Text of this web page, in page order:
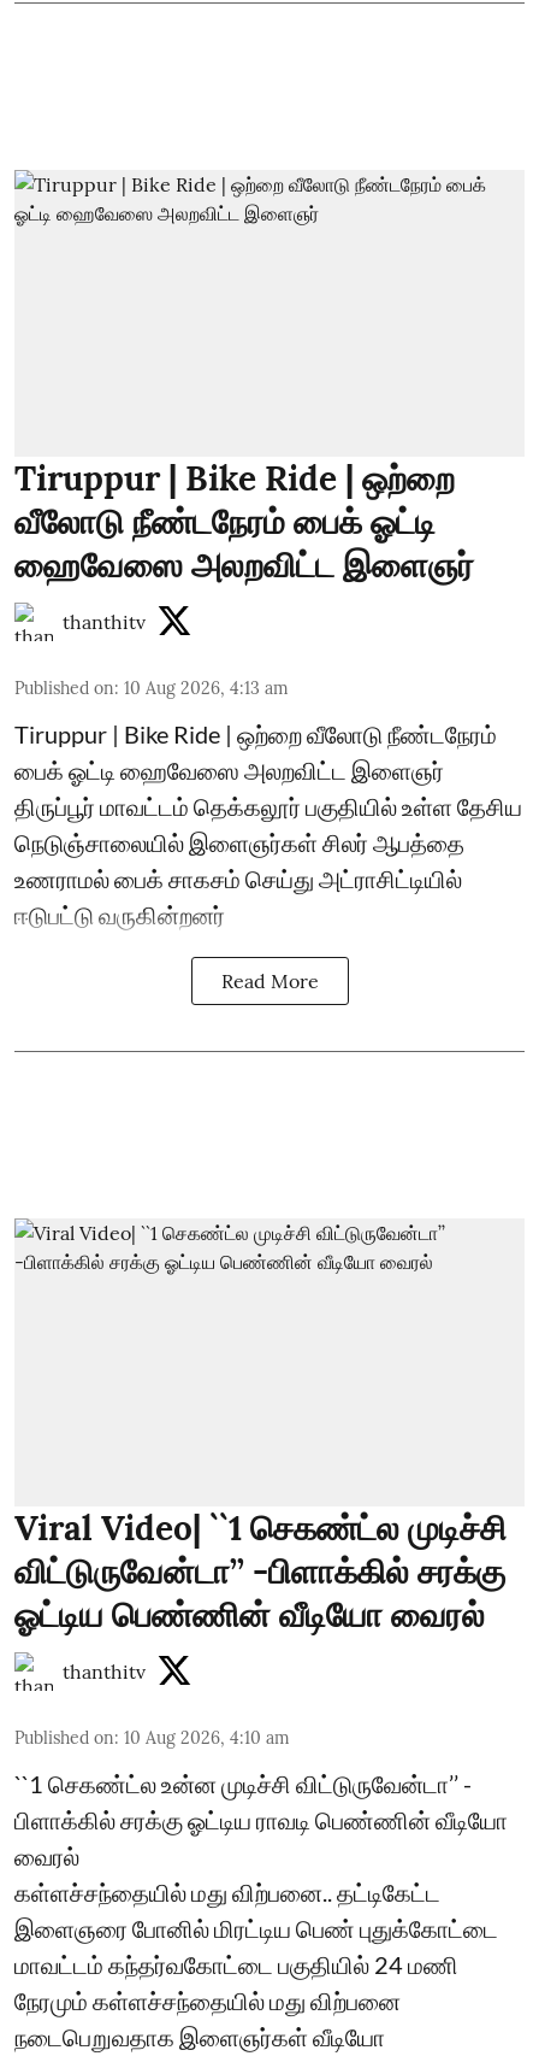
Tiruppur | Bike Ride | ஒற்றை
வீலோடு நீண்டநேரம் பைக் ஓட்டி
ஹைவேஸை அலறவிட்ட இளைஞர்
thanthitv
Published on: 10 Aug 2026, 4:13 am
Tiruppur | Bike Ride | ஒற்றை வீலோடு நீண்டநேரம்
பைக் ஓட்டி ஹைவேஸை அலறவிட்ட இளைஞர்
திருப்பூர் மாவட்டம் தெக்கலூர் பகுதியில் உள்ள தேசிய
நெடுஞ்சாலையில் இளைஞர்கள் சிலர் ஆபத்தை
உணராமல் பைக் சாகசம் செய்து அட்ராசிட்டியில்
ஈடுபட்டு வருகின்றனர்
Read More
Viral Video| ``1 செகண்ட்ல முடிச்சி
விட்டுருவேன்டா’’ -பிளாக்கில் சரக்கு
ஓட்டிய பெண்ணின் வீடியோ வைரல்
thanthitv
Published on: 10 Aug 2026, 4:10 am
``1 செகண்ட்ல உன்ன முடிச்சி விட்டுருவேன்டா’’ -
பிளாக்கில் சரக்கு ஓட்டிய ராவடி பெண்ணின் வீடியோ
வைரல்
கள்ளச்சந்தையில் மது விற்பனை.. தட்டிகேட்ட
இளைஞரை போனில் மிரட்டிய பெண் புதுக்கோட்டை
மாவட்டம் கந்தர்வகோட்டை பகுதியில் 24 மணி
நேரமும் கள்ளச்சந்தையில் மது விற்பனை
நடைபெறுவதாக இளைஞர்கள் வீடியோ